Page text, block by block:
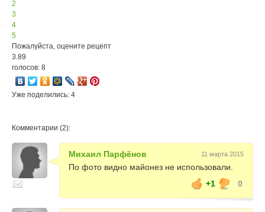
2
3
4
5
Пожалуйста, оцените рецепт
3.89
голосов: 8
Уже поделились: 4
Комментарии (2):
Михаил Парфёнов 11 марта 2015
По фото видно майонез не использовали.
+1
0